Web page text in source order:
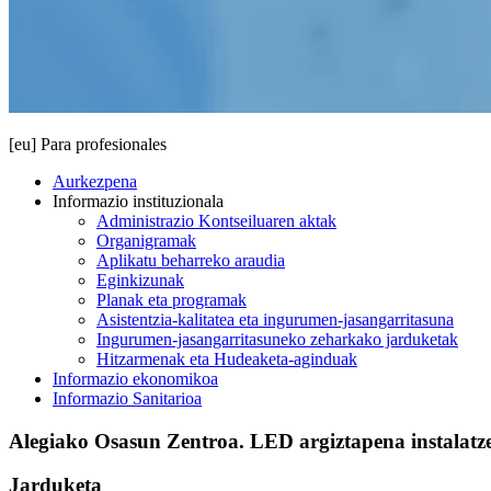
[eu] Para profesionales
Aurkezpena
Informazio instituzionala
Administrazio Kontseiluaren aktak
Organigramak
Aplikatu beharreko araudia
Eginkizunak
Planak eta programak
Asistentzia-kalitatea eta ingurumen-jasangarritasuna
Ingurumen-jasangarritasuneko zeharkako jarduketak
Hitzarmenak eta Hudeaketa-aginduak
Informazio ekonomikoa
Informazio Sanitarioa
Alegiako Osasun Zentroa. LED argiztapena
Jarduketa